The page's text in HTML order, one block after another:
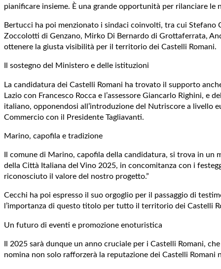
pianificare insieme. È una grande opportunità per rilanciare le
Bertucci ha poi menzionato i sindaci coinvolti, tra cui Stefano
Zoccolotti di Genzano, Mirko Di Bernardo di Grottaferrata,
ottenere la giusta visibilità per il territorio dei Castelli Romani.
Il sostegno del Ministero e delle istituzioni
La candidatura dei Castelli Romani ha trovato il supporto
Lazio con Francesco Rocca e l’assessore Giancarlo Righini,
italiano, opponendosi all’introduzione del Nutriscore a livello
Commercio con il Presidente Tagliavanti.
Marino, capofila e tradizione
Il comune di Marino, capofila della candidatura, si trova in
della Città Italiana del Vino 2025, in concomitanza con i
riconosciuto il valore del nostro progetto.”
Cecchi ha poi espresso il suo orgoglio per il passaggio di
l’importanza di questo titolo per tutto il territorio dei Castelli
Un futuro di eventi e promozione enoturistica
Il 2025 sarà dunque un anno cruciale per i Castelli Romani,
nomina non solo rafforzerà la reputazione dei Castelli